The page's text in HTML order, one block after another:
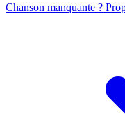
Chanson manquante ?